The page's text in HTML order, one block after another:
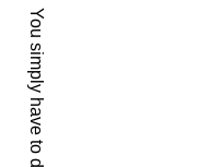
ー
シ
ョ
ン